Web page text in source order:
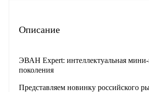
Описание
ЭВАН Expert: интеллектуальная мини-
поколения
Представляем новинку российского